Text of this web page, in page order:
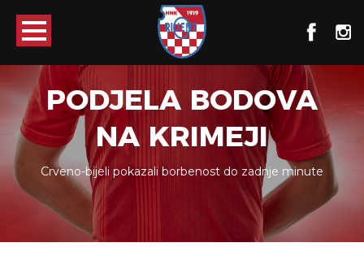
PODJELA BODOVA
NA KRIMEJI
Crveno-bijeli pokazali borbenost do zadnje minute